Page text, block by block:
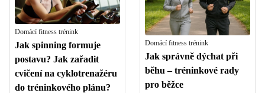
Domácí fitness trénink
Jak spinning formuje
postavu? Jak zařadit
cvičení na cyklotrenažéru
do tréninkového plánu?
Domácí fitness trénink
Jak správně dýchat při
běhu – tréninkové rady
pro běžce